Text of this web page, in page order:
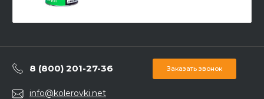
8 (800) 201-27-36 Заказать звонок
info@kolerovki.net